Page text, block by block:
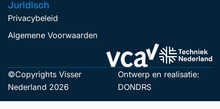
Juridisch
Privacybeleid
Algemene Voorwaarden
©Copyrights Visser
Nederland 2026
Ontwerp en realisatie:
DONDRS